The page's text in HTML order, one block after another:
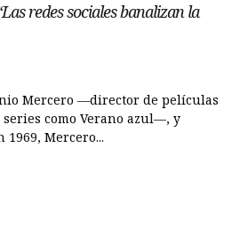
redes sociales banalizan la
Mercero —director de películas
series como Verano azul—, y
Mercero...